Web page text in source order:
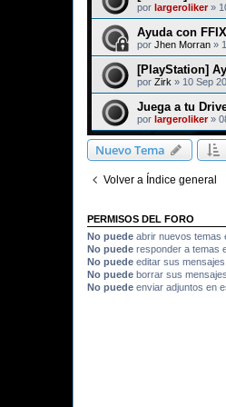
por largeroliker»
Ayuda con FFIX
por Jhen Morran »
[PlayStation]
por Zirk » 10 Sep
Juega a tu
por largeroliker»
Nuevo Tema
Volver a Índice general
PERMISOS DEL FORO
No puede abrir nuevos temas
No puede responder a temas
No puede editar sus
No puede borrar sus
No puede enviar adjuntos en